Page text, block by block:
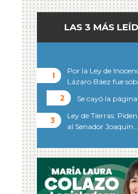
LAS 3 MÁS
Por la Ley de
Lázaro Báez fue
Se cayó la
Ley de Tierras:
al Senador Joaquín…